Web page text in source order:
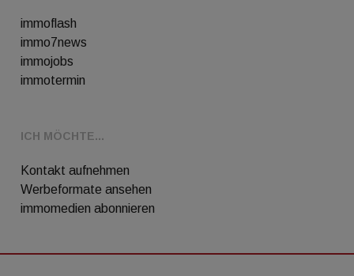
immoflash
immo7news
immojobs
immotermin
ICH MÖCHTE...
Kontakt aufnehmen
Werbeformate ansehen
immomedien abonnieren